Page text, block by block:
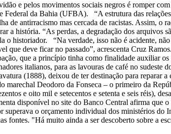
e pelos movimentos sociais negros é romper
da Bahia (UFBA). “A estrutura das
de antirracismo mas cercada de racistas. Assim,
a história. “As perdas, a degradação dos
o historiador. “Na verdade, isso não é acidente,
que deve ficar no passado”, acrescenta Cruz
que a princípio tinha como finalidade auxiliar
italianos, para as lavouras de café no
(1888), deixou de ter destinação para
marechal Deodoro da Fonseca – o primeiro da
e oito mil e setecentos e setenta e seis réis),
disponível no site do Banco Central afirma que
superava o orçamento individual dos ministérios
fontes. "Há muito ainda a ser descoberto sobre a